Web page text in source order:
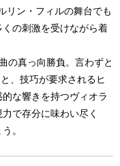
リン・フィルの舞台でも
の刺激を受けながら着
の真っ向勝負。言わずと
、技巧が要求されるヒ
な響きを持つヴィオラ
で存分に味わい尽く
。